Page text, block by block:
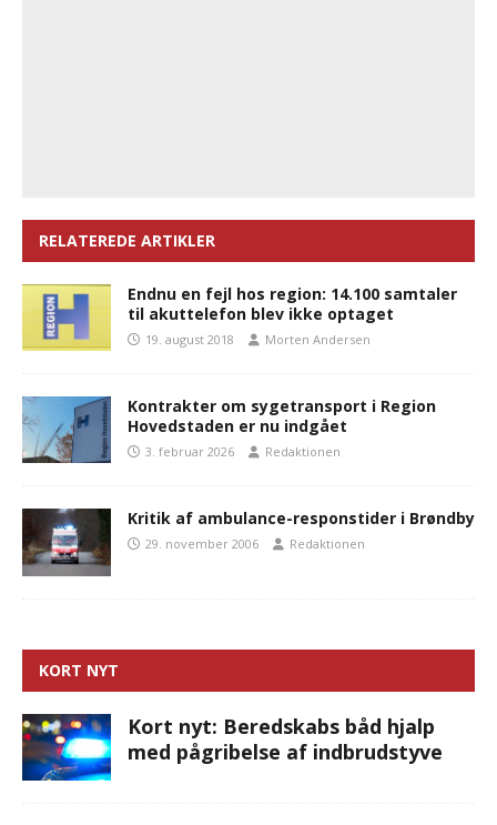
RELATEREDE ARTIKLER
Endnu en fejl hos region: 14.100 samtaler
til akuttelefon blev ikke optaget
19. august 2018 Morten Andersen
Kontrakter om sygetransport i Region
Hovedstaden er nu indgået
3. februar 2026 Redaktionen
Kritik af ambulance-responstider i Brøndby
29. november 2006 Redaktionen
KORT NYT
Kort nyt: Beredskabs båd hjalp
med pågribelse af indbrudstyve